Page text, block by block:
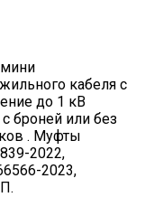
кабеля с
до 1 кВ
броней или без
. Муфты
2022,
2023,